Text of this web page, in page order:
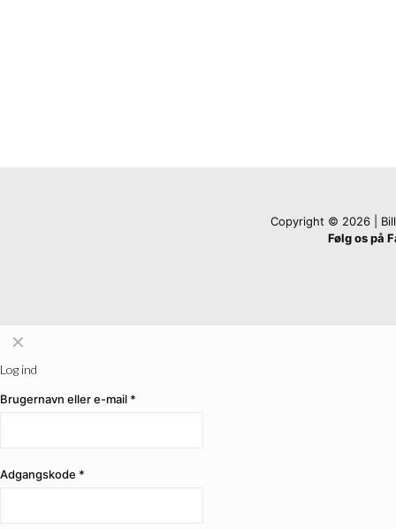
Copyright © 2026 |
Følg os på
✕
Log ind
Brugernavn eller e-mail *
Adgangskode *